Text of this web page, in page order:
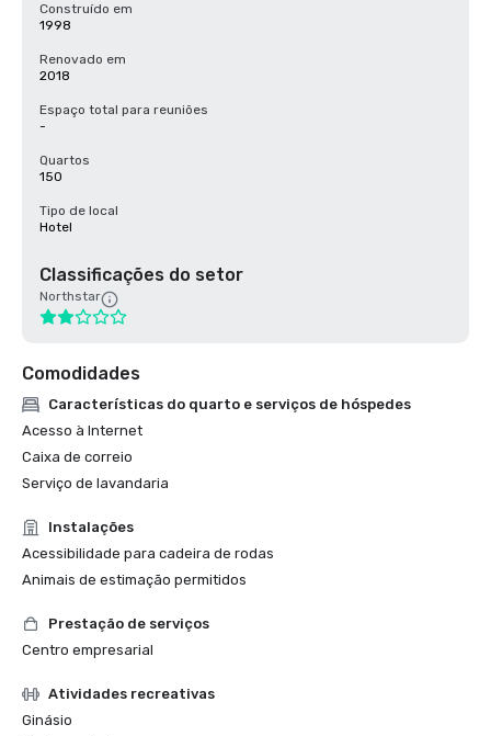
Construído em
1998
Renovado em
2018
Espaço total para reuniões
-
Quartos
150
Tipo de local
Hotel
Classificações do setor
Northstar
Comodidades
Características do quarto e serviços de hóspedes
Acesso à Internet
Caixa de correio
Serviço de lavandaria
Instalações
Acessibilidade para cadeira de rodas
Animais de estimação permitidos
Prestação de serviços
Centro empresarial
Atividades recreativas
Ginásio